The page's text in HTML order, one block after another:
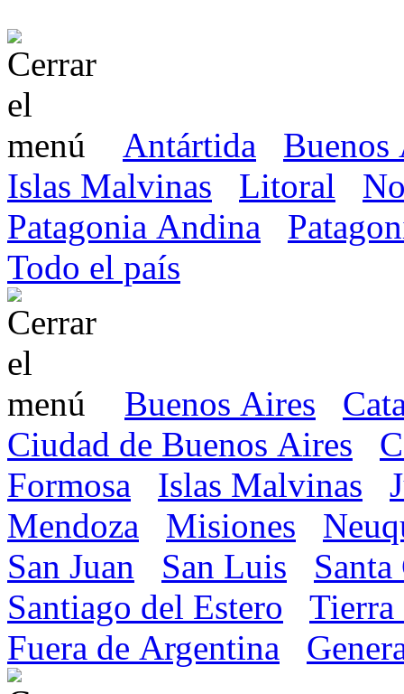
Antártida
Buenos
Islas Malvinas
Litoral
Patagonia Andina
Todo el país
Buenos Aires
Ciudad de Buenos Aires
Formosa
Islas Malvinas
Mendoza
Misiones
San Juan
San Luis
Santiago del Estero
Tierra
Fuera de Argentina